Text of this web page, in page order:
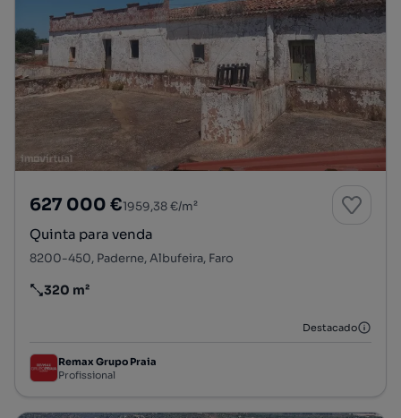
627 000 €1959,38 €/m²
Quinta para venda
8200-450, Paderne, Albufeira, Faro
Preço por metro quadrado
320 m²
Destacado
Remax Grupo Praia
Profissional